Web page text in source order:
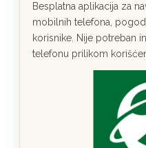
Besplatna aplikacija za
mobilnih telefona,
korisnike. Nije potreban
telefonu prilikom